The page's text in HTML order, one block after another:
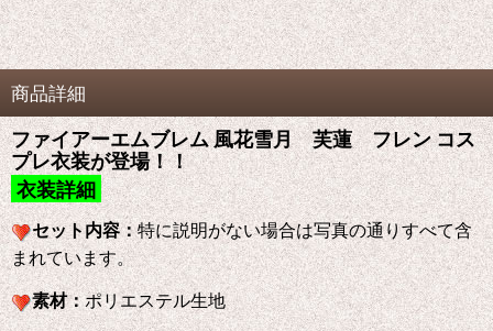
商品詳細
ファイアーエムブレム 風花雪月 芙蓮 フレン コス
プレ衣装が登場！！
衣装詳細
セット内容：特に説明がない場合は写真の通りすべて含
まれています。
素材：ポリエステル生地